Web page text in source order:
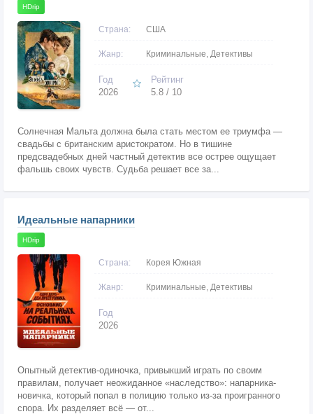
HDrip
Страна: США
Жанр: Криминальные, Детективы
Год
2026
Рейтинг
5.8 / 10
Солнечная Мальта должна была стать местом ее триумфа —
свадьбы с британским аристократом. Но в тишине
предсвадебных дней частный детектив все острее ощущает
фальшь своих чувств. Судьба решает все за...
Идеальные напарники
HDrip
Страна: Корея Южная
Жанр: Криминальные, Детективы
Год
2026
Опытный детектив-одиночка, привыкший играть по своим
правилам, получает неожиданное «наследство»: напарника-
новичка, который попал в полицию только из-за проигранного
спора. Их разделяет всё — от...